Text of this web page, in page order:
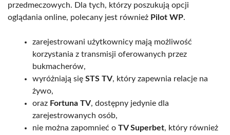
przedmeczowych. Dla tych, którzy poszukują opcji
oglądania online, polecany jest również Pilot WP.
zarejestrowani użytkownicy mają możliwość
korzystania z transmisji oferowanych przez
bukmacherów,
wyróżniają się STS TV, który zapewnia relacje na
żywo,
oraz Fortuna TV, dostępny jedynie dla
zarejestrowanych osób,
nie można zapomnieć o TV Superbet, który również